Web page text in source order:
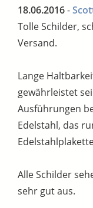
18.06.2016-
Tolle Schilder,
Versand.
Lange
gewährleistet
Ausführungen
Edelstahl, das
Alle Schilder
sehr gut aus.